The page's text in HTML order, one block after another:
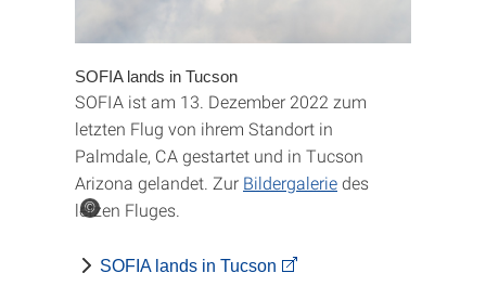
©
SOFIA lands in Tucson
SOFIA ist am 13. Dezember 2022 zum
letzten Flug von ihrem Standort in
Palmdale, CA gestartet und in Tucson
Arizona gelandet. Zur Bildergaleriedes
letzen Fluges.
SOFIA lands in Tucson